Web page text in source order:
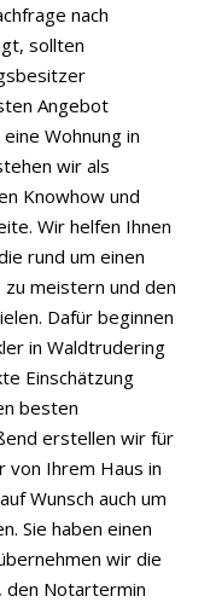
nach
sollten
Angebot
Wohnung in
wir als
Knowhow und
Wir helfen Ihnen
rund um einen
meistern und den
Dafür beginnen
in Waldtrudering
Einschätzung
besten
erstellen wir für
von Ihrem Haus in
Wunsch auch um
Sie haben einen
wir die
den Notartermin